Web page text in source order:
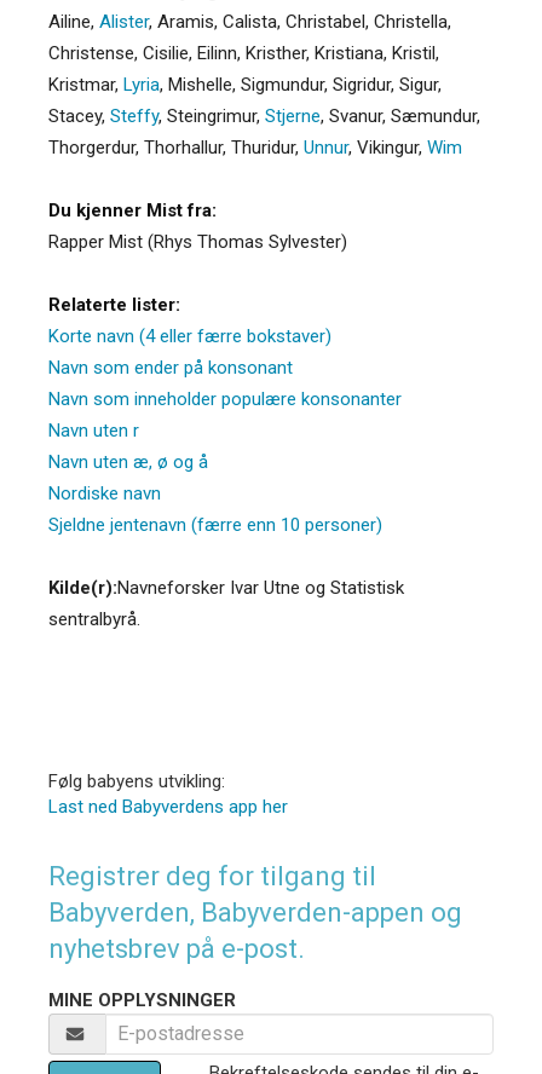
Ailine, Alister, Aramis, Calista, Christabel, Christella,
Christense, Cisilie, Eilinn, Kristher, Kristiana, Kristil,
Kristmar, Lyria, Mishelle, Sigmundur, Sigridur, Sigur,
Stacey, Steffy, Steingrimur, Stjerne, Svanur, Sæmundur,
Thorgerdur, Thorhallur, Thuridur, Unnur, Vikingur, Wim
Du kjenner Mist fra:
Rapper Mist (Rhys Thomas Sylvester)
Relaterte lister:
Korte navn (4 eller færre bokstaver)
Navn som ender på konsonant
Navn som inneholder populære konsonanter
Navn uten r
Navn uten æ, ø og å
Nordiske navn
Sjeldne jentenavn (færre enn 10 personer)
Kilde(r):Navneforsker Ivar Utne og Statistisk
sentralbyrå.
Følg babyens utvikling:
Last ned Babyverdens app her
Registrer deg for tilgang til
Babyverden, Babyverden-appen og
nyhetsbrev på e-post.
MINE OPPLYSNINGER